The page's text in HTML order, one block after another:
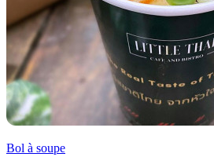
Bol à soupe